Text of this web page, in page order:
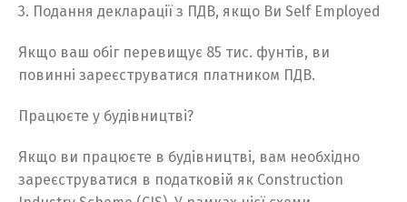
3. Подання декларації з ПДВ, якщо Ви Self Employed
Якщо ваш обіг перевищує 85 тис. фунтів, ви
повинні зареєструватися платником ПДВ.
Працюєте у будівництві?
Якщо ви працюєте в будівництві, вам необхідно
зареєструватися в податковій як Construction